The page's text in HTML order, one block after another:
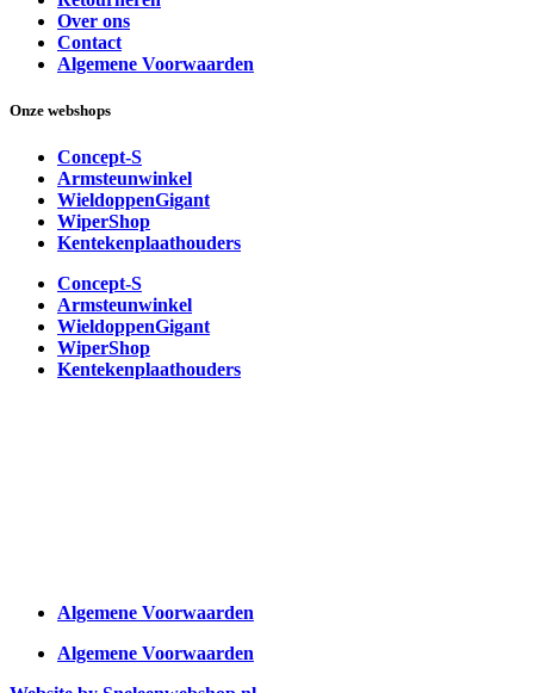
Over ons
Contact
Algemene Voorwaarden
Onze webshops
Concept-S
Armsteunwinkel
WieldoppenGigant
WiperShop
Kentekenplaathouders
Concept-S
Armsteunwinkel
WieldoppenGigant
WiperShop
Kentekenplaathouders
Algemene Voorwaarden
Algemene Voorwaarden